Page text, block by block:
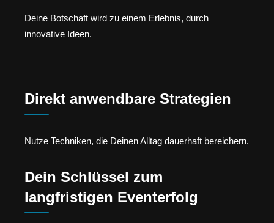
Deine Botschaft wird zu einem Erlebnis, durch
innovative Ideen.
Direkt anwendbare Strategien
Nutze Techniken, die Deinen Alltag dauerhaft bereichern.
Dein Schlüssel zum
langfristigen Eventerfolg